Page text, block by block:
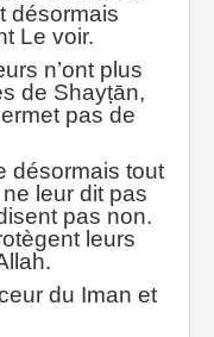
désormais
Le voir.
n’ont plus
de Shayṭān,
pas de
désormais tout
leur dit pas
pas non.
leurs
du Iman et